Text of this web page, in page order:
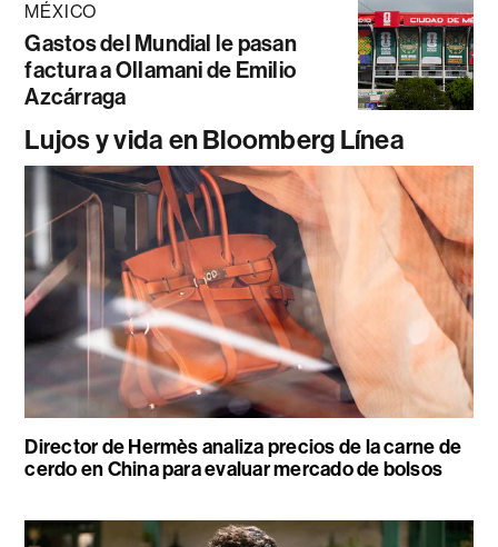
MÉXICO
Gastos del Mundial le pasan
factura a Ollamani de Emilio
Azcárraga
Lujos y vida en Bloomberg Línea
Director de Hermès analiza precios de la carne de
cerdo en China para evaluar mercado de bolsos